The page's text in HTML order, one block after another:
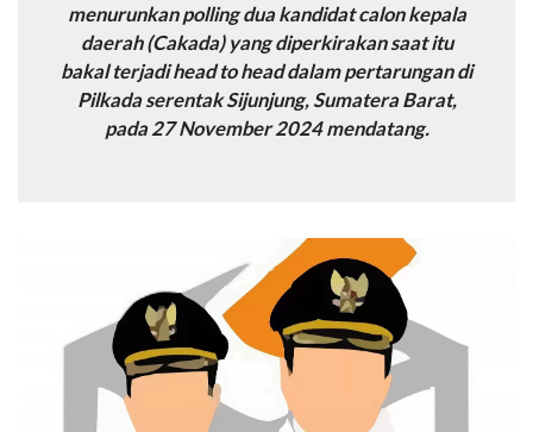
menurunkan polling dua kandidat calon kepala
daerah (Cakada) yang diperkirakan saat itu
bakal terjadi head to head dalam pertarungan di
Pilkada serentak Sijunjung, Sumatera Barat,
pada 27 November 2024 mendatang.